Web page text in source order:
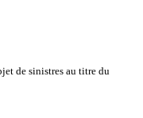
de sinistres au titre du